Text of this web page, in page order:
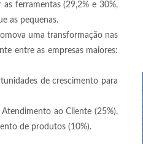
ferramentas (29,2% e 30%,
as pequenas.
uma transformação nas
entre as empresas maiores:
de crescimento para
ao Cliente (25%).
de produtos (10%).